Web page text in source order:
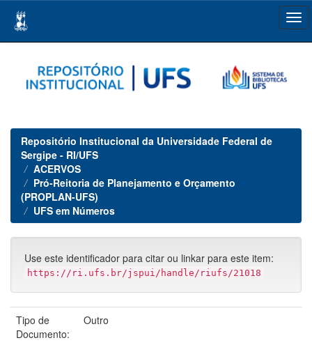
navigation
Repositório Institucional da Universidade Federal de
Sergipe - RI/UFS
ACERVOS
Pró-Reitoria de Planejamento e Orçamento
(PROPLAN-UFS)
UFS em Números
Use este identificador para citar ou linkar para este item:
https://ri.ufs.br/jspui/handle/riufs/21018
Tipo de
Documento:
Outro